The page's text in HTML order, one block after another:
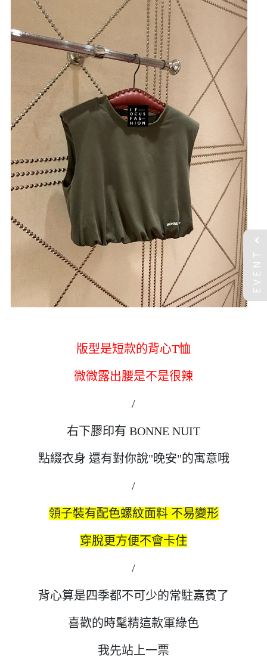
版型是短款的背心T恤
微微露出腰是不是很辣
/
右下膠印有 BONNE NUIT
點綴衣身 還有對你說"晚安"的寓意哦
/
領子裝有配色螺紋面料 不易變形
穿脫更方便不會卡住
/
背心算是四季都不可少的常駐嘉賓了
喜歡的時髦精這款軍綠色
我先站上一票
EVENT